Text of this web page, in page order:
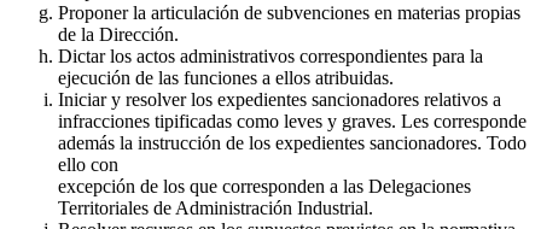
Proponer la articulación de subvenciones en materias propias
de la Dirección.
Dictar los actos administrativos correspondientes para la
ejecución de las funciones a ellos atribuidas.
Iniciar y resolver los expedientes sancionadores relativos a
infracciones tipificadas como leves y graves. Les corresponde
además la instrucción de los expedientes sancionadores. Todo
ello con
excepción de los que corresponden a las Delegaciones
Territoriales de Administración Industrial.